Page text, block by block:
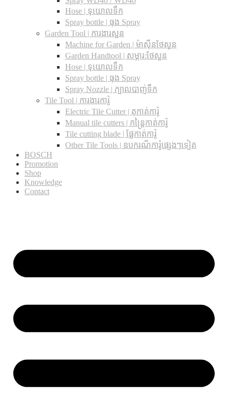
Hose | ទុយោលទឹក
Spray bottle | ធុង Spray
Garden Tool | ការងារសួន
Machine for Garden | ម៉ាស៊ីនថែសួន
Garden Handtool | សម្ភារ:ថែសួន
Hose | ទុយោលទឹក
Spray bottle | ធុង Spray
Spray Nozzle | ក្បាលបាញ់ទឹក
Tile Tool | ការងារការ៉ូ
Electric Tile Cutter | តុកាត់ការ៉ូ
Manual tile cutters | កន្ត្រៃកាត់ការ៉ូ
Tile cutting blade | ផ្លែកាត់ការ៉ូ
Other Tile Tools | ឧបករណ៏ការ៉ូផ្សេងៗទៀត
BOSCH
Promotion
Shop
Knowledge
Contact